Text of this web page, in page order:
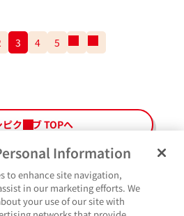
3 4 5
の
番
ペ
ー
ピクラブ TOPへ
ペ
ー
ジ
メンバーズ会員規約プライバシーポリシー
わせCookie設定Glicoホームページ
Information
to enhance site navigation,
in our marketing efforts. We
your use of our site with